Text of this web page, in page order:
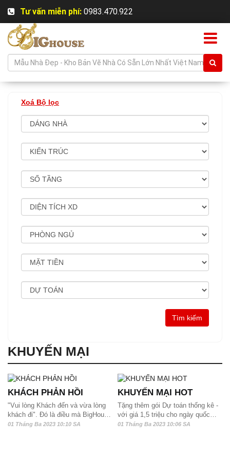
Tư vấn miễn phí: 0983.470.922
Xoá Bộ lọc
KHUYẾN MẠI
KHÁCH PHẢN HỒI
"Vui lòng Khách đến và vừa lòng
khách đi". Đó là điều mà BigHouse
nhận được nhiều nhất từ khi hoạt
01 Tháng Ba 2023 10:10 SA
KHUYẾN MẠI HOT
Tặng thêm gói Dự toán thống kê -
với giá 1,5 triệu cho ngày quốc
khánh Việt Nam 2/9.
01 Tháng Ba 2023 10:06 SA